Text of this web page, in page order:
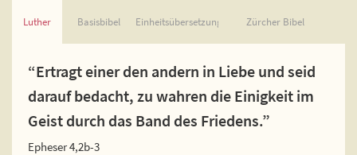
Luther Basisbibel Einheitsübersetzung Zürcher Bibel
“Ertragt einer den andern in Liebe und seid
darauf bedacht, zu wahren die Einigkeit im
Geist durch das Band des Friedens.”
Epheser 4,2b-3